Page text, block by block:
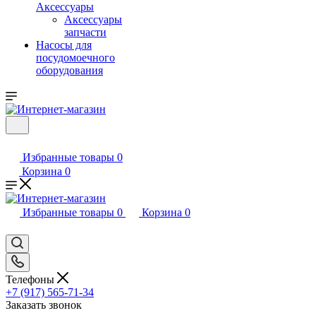
Аксессуары
Аксессуары
запчасти
Насосы для
посудомоечного
оборудования
Избранные товары 0
Корзина 0
Избранные товары 0 Корзина 0
Телефоны
+7 (917) 565-71-34
Заказать звонок